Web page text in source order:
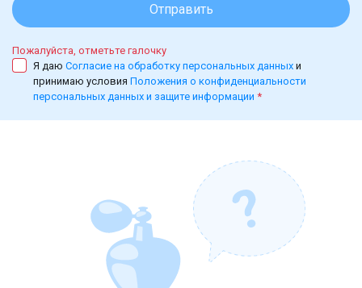
Отправить
Пожалуйста, отметьте галочку
Я даю Согласие на обработку персональных данных и
принимаю условия Положения о конфиденциальности
персональных данных и защите информации *